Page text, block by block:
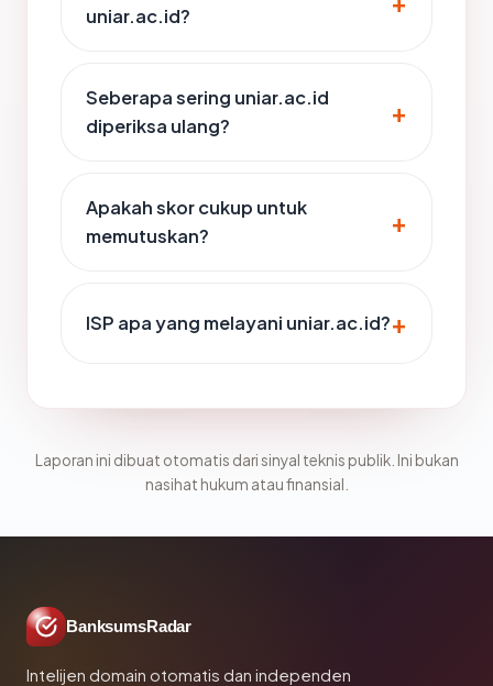
uniar.ac.id?
Seberapa sering uniar.ac.id
diperiksa ulang?
Apakah skor cukup untuk
memutuskan?
ISP apa yang melayani uniar.ac.id?
Laporan ini dibuat otomatis dari sinyal teknis publik. Ini bukan
nasihat hukum atau finansial.
BanksumsRadar
Intelijen domain otomatis dan independen